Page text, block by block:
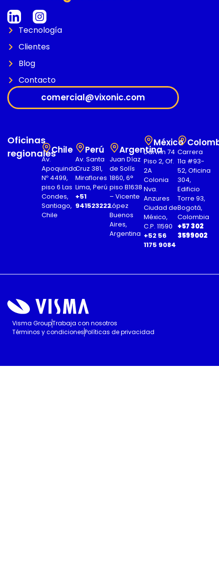
Tecnología
Clientes
Blog
Contacto
comercial@vixonic.com
Oficinas
regionalesChile
Av.
Apoquindo
Nº 4499,
piso 6 Las
Condes,
Santiago,
Chile
Perú
Av. Santa
Cruz 381,
Miraflores
Lima, Perú
+51
941523222
Argentina
Juan Díaz
de Solís
1860, 6°
piso B1638
– Vicente
López
Buenos
Aires,
Argentina
México
Darwin 74
Piso 2, Of.
2A
Colonia
Nva.
Anzures
Ciudad de
México,
C.P. 11590
+52 56
1175 9084
Carrera
11a #93-
52, Oficina
304,
Edificio
Torre 93,
Bogotá,
Colombia
+57 302
3599002
Visma GroupTrabaja con nosotros
Términos y condicionesPolíticas de privacidad